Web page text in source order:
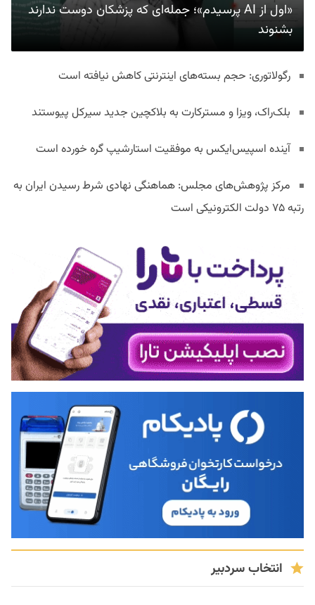
«اول از AI پرسیدم»؛ جمله‌ای که پزشکان دوست ندارند
بشنوند
رگولاتوری: حجم بسته‌های اینترنتی کاهش نیافته است
بلک‌راک، ویزا و مسترکارت به بلاکچین جدید سیرکل پیوستند
آینده اسپیس‌ایکس به موفقیت استارشیپ گره خورده است
مرکز پژوهش‌های مجلس: هماهنگی نهادی شرط رسیدن ایران به
رتبه ۷۵ دولت الکترونیکی است
انتخاب سردبیر